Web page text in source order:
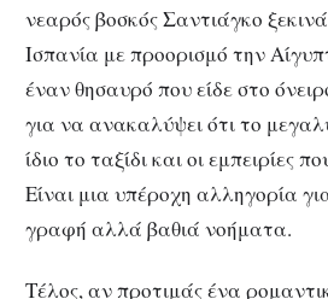
νεαρός βοσκός Σαντιάγκο
Ισπανία με προορισμό την
έναν θησαυρό που είδε στο
για να ανακαλύψει ότι το
ίδιο το ταξίδι και οι εμπειρίες
Είναι μια υπέροχη αλληγορία
γραφή αλλά βαθιά νοήματα.
Τέλος, αν προτιμάς ένα